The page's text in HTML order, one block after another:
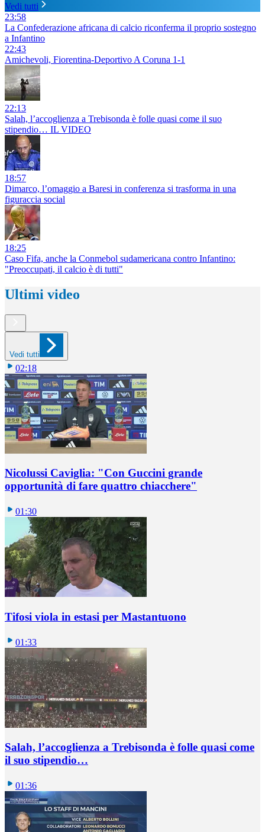
Vedi tutti
23:58
La Confederazione africana di calcio riconferma il proprio sostegno
a Infantino
22:43
Amichevoli, Fiorentina-Deportivo A Coruna 1-1
22:13
Salah, l’accoglienza a Trebisonda è folle quasi come il suo
stipendio… IL VIDEO
18:57
Dimarco, l’omaggio a Baresi in conferenza si trasforma in una
figuraccia social
18:25
Caso Fifa, anche la Conmebol sudamericana contro Infantino:
"Preoccupati, il calcio è di tutti"
Ultimi video
Vedi tutti
02:18
Nicolussi Caviglia: "Con Guccini grande
opportunità di fare quattro chiacchere"
01:30
Tifosi viola in estasi per Mastantuono
01:33
Salah, l’accoglienza a Trebisonda è folle quasi come
il suo stipendio…
01:36